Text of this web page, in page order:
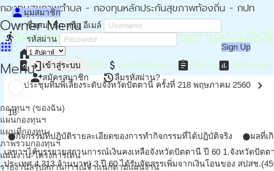
กองทุนสุขภาพตำบล - กองทุนหลักประกันสุขภาพท้องถิ่น - กปท
Owner Menu
apps
person มุมสมาชิก
ชื่อสมาชิก หรือ อีเมล์
รหัสผ่าน
loginเข้าสู่ระบบ
person_addสมัครสมาชิก restoreลืมรหัสผ่าน?
Sign Up
Menu
หน้าแรก
กองทุนฯ (ของฉัน)
แผนกองทุนฯ
แผนที่กองทุน
ภาพรวมกองทุนฯ
แผนงาน-โครงการเด่น
รายงานสรุปสถานการณ์จำแนกตามแผนงาน
directions_runโครงการสนับสนุนกองทุนสุขภาพตำบลโดยพี่เ
homeหน้าหลัก
find_in_page รายละเอียดevent ปฏิทิน attach_money การเงินโครงการassignment กิจกรรมassessment สรุปโครงก
ประชุมทีมพี่เลี้ยงระดับจังหวัดปัตตานี ครั้งที่ 218 พฤษภาคม 2560 chevron_right
18
circleกิจกรรมที่ปฎิบัติรายละเอียดของการทำกิจกรรมที่ได้ปฎิบัติจริง circleผลที่เ
เลขาฯได้บรรยายสถานการณ์เงินคงเหลือจังหวัดปัตตานี ปี 60 1.จังหวัดปัต
ประเทศ 4,313 ล้านบาท) 3.ปี 60 ได้รับจัดสรรเพิ่มจากเงินโอนของ สปสช